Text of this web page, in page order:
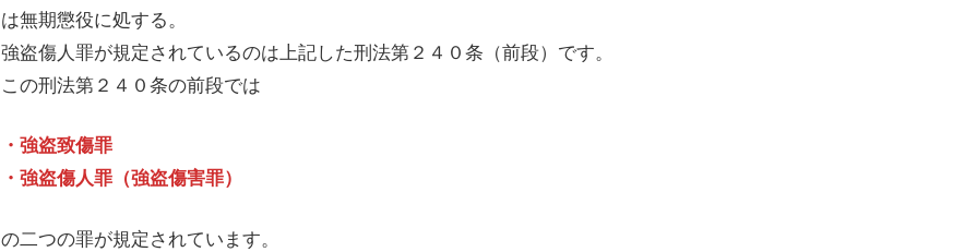
は無期懲役に処する。
強盗傷人罪が規定されているのは上記した刑法第２４０条（前段）です。
この刑法第２４０条の前段では
・強盗致傷罪
・強盗傷人罪（強盗傷害罪）
の二つの罪が規定されています。